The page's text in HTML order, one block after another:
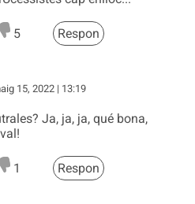
5 Respon
15, 2022 | 13:19
Ja, ja, ja, qué bona,
1 Respon